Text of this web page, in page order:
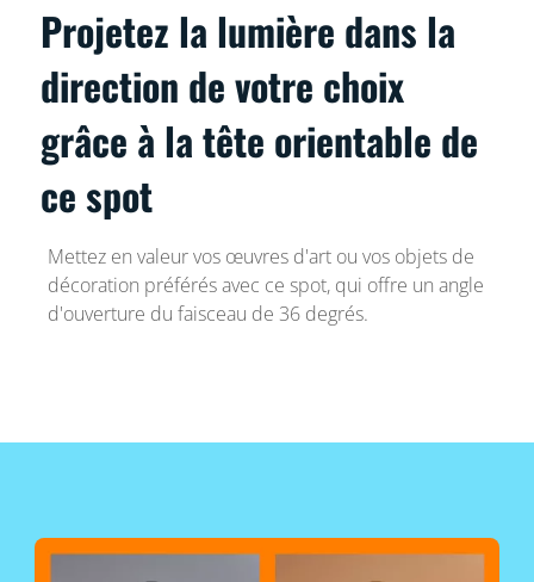
Projetez la lumière dans la
direction de votre choix
grâce à la tête orientable de
ce spot
Mettez en valeur vos œuvres d'art ou vos objets de
décoration préférés avec ce spot, qui offre un angle
d'ouverture du faisceau de 36 degrés.